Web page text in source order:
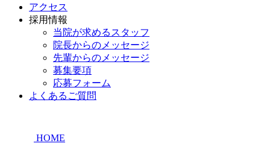
アクセス
採用情報
当院が求めるスタッフ
院長からのメッセージ
先輩からのメッセージ
募集要項
応募フォーム
よくあるご質問
HOME